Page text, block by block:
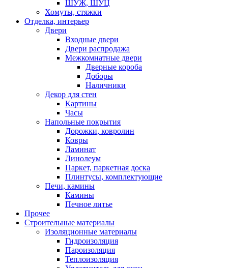
ШУЖ, ШУЦ
Хомуты, стяжки
Отделка, интерьер
Двери
Входные двери
Двери распродажа
Межкомнатные двери
Дверные короба
Доборы
Наличники
Декор для стен
Картины
Часы
Напольные покрытия
Дорожки, ковролин
Ковры
Ламинат
Линолеум
Паркет, паркетная доска
Плинтусы, комплектующие
Печи, камины
Камины
Печное литье
Прочее
Строительные материалы
Изоляционные материалы
Гидроизоляция
Пароизоляция
Теплоизоляция